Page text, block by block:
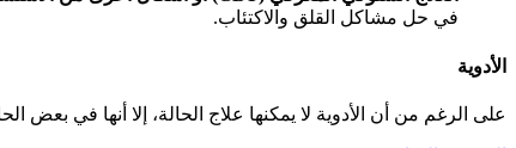
في حل مشاكل القلق والاكتئاب.
الأدوية
على الرغم من أن الأدوية لا يمكنها علاج الحالة، إلا أنها في